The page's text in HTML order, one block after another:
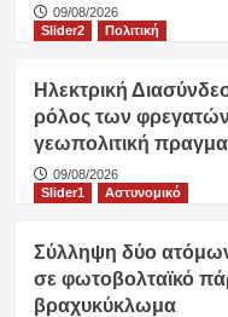
09/08/2026
Slider2
Πολιτική
Ηλεκτρική
ρόλος των
γεωπολιτική
09/08/2026
Slider1
Αστυνομικό
Σύλληψη δύο ατόμων
σε φωτοβολταϊκό
βραχυκύκλωμα